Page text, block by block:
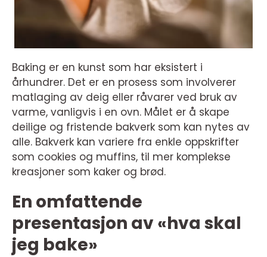
Baking er en kunst som har eksistert i
århundrer. Det er en prosess som involverer
matlaging av deig eller råvarer ved bruk av
varme, vanligvis i en ovn. Målet er å skape
deilige og fristende bakverk som kan nytes av
alle. Bakverk kan variere fra enkle oppskrifter
som cookies og muffins, til mer komplekse
kreasjoner som kaker og brød.
En omfattende
presentasjon av «hva skal
jeg bake»